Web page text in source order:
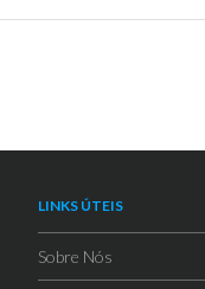
LINKS ÚTEIS
Sobre Nós